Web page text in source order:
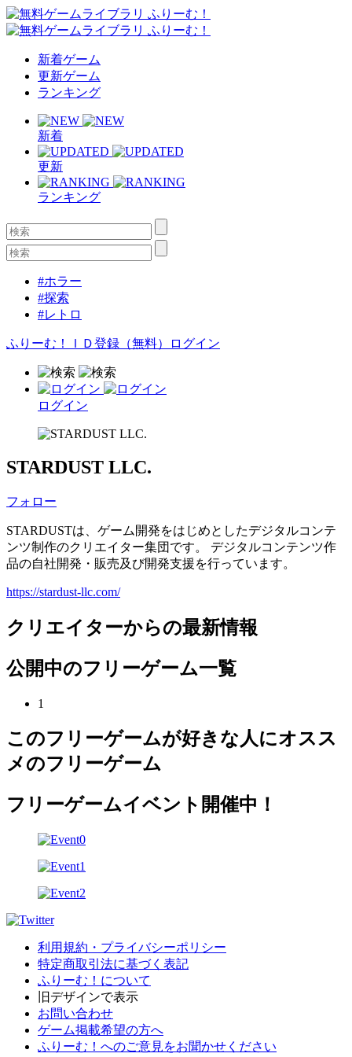
新着ゲーム
更新ゲーム
ランキング
新着
更新
ランキング
#ホラー
#探索
#レトロ
ふりーむ！ＩＤ登録（無料） ログイン
ログイン
STARDUST LLC.
フォロー
STARDUSTは、ゲーム開発をはじめとしたデジタルコンテ
ンツ制作のクリエイター集団です。 デジタルコンテンツ作
品の自社開発・販売及び開発支援を行っています。
https://stardust-llc.com/
クリエイターからの最新情報
公開中のフリーゲーム一覧
1
このフリーゲームが好きな人にオスス
メのフリーゲーム
フリーゲームイベント開催中！
利用規約・プライバシーポリシー
特定商取引法に基づく表記
ふりーむ！について
旧デザインで表示
お問い合わせ
ゲーム掲載希望の方へ
ふりーむ！へのご意見をお聞かせください